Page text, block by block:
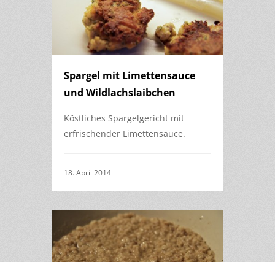
Spargel mit Limettensauce
und Wildlachslaibchen
Köstliches Spargelgericht mit
erfrischender Limettensauce.
18. April 2014